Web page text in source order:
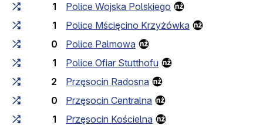
1
Police Wojska Polskiego
1
Police Mścięcino Krzyżówka
0
Police Palmowa
1
Police Ofiar Stutthofu
2
Przęsocin Radosna
0
Przęsocin Centralna
1
Przęsocin Kościelna